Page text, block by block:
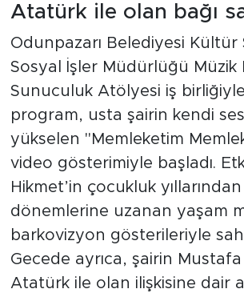
Atatürk ile olan bağı
Odunpazarı Belediyesi Kültür
Sosyal İşler Müdürlüğü Müzik
Sunuculuk Atölyesi iş
program, usta şairin kendi
yükselen "Memleketim
video gösterimiyle başladı.
Hikmet’in çocukluk
dönemlerine uzanan yaşam
barkovizyon gösterileriyle
Gecede ayrıca, şairin Mustafa
Atatürk ile olan ilişkisine dair